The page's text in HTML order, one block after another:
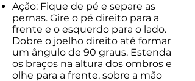
Ação: Fique de pé e separe as
pernas. Gire o pé direito para a
frente e o esquerdo para o lado.
Dobre o joelho direito até formar
um ângulo de 90 graus. Estenda
os braços na altura dos ombros e
olhe para a frente, sobre a mão